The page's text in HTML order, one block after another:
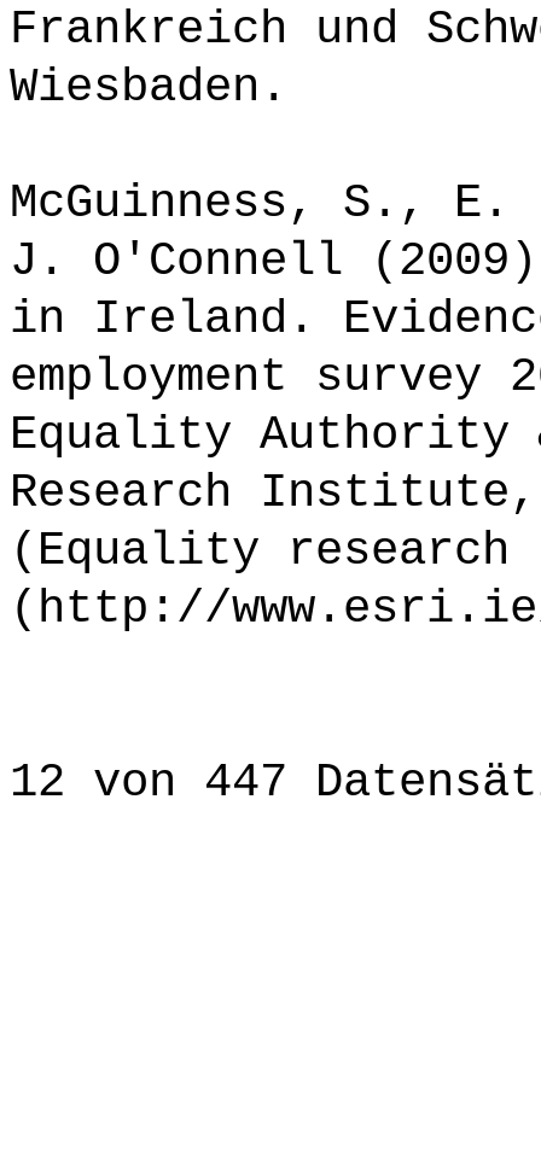
Frankreich und
Wiesbaden.
McGuinness, S.,
J. O'Connell
in Ireland.
employment
Equality Authority
Research
(Equality
(http://www.esri.ie/
12 von 447